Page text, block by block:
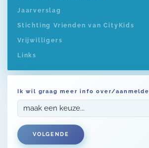
Jaarverslag
Stichting Vrienden van CityKids
Vrijwilligers
Links
Ik wil graag meer info over/
VOLGENDE